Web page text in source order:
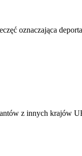
oznaczająca
z innych krajów